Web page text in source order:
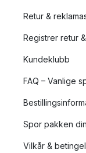
Retur &
Registrer retur
Kundeklubb
FAQ – Vanlige
Spor pakken din
Vilkår &